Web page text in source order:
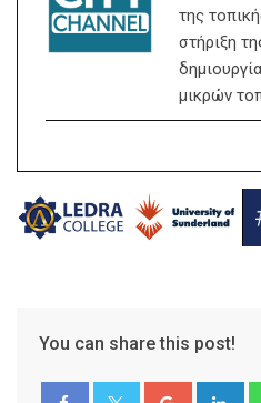
της
στήριξη
μικρών
You can share this post!
Google+